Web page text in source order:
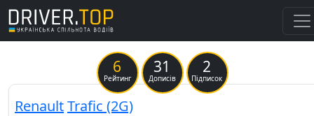
6
Рейтинг
31
Дописів
2
Підписок
Previous
RenaultTrafic (2G)